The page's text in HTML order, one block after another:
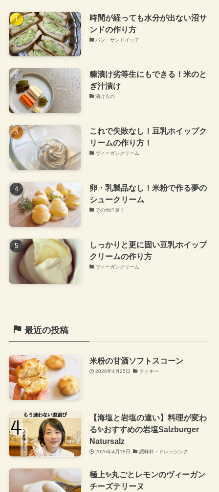
時間が経っても水分が出ない沼サ
ンドの作り方
パン・サンドイッチ
糠漬け劣等生にもできる！米のと
ぎ汁漬け
漬けもの
これで失敗なし！豆乳ホイップク
リームの作り方！
ヴィーガンクリーム
卵・乳製品なし！米粉で作る夢の
シュークリーム
その他洋菓子
しっかりと更に固い豆乳ホイップ
クリームの作り方
ヴィーガンクリーム
最近の投稿
米粉の甘酒ソフトスコーン
2026年4月25日 クッキー
【海塩と岩塩の違い】料理が変わ
る✨おすすめの岩塩Salzburger
Natursalz
2026年4月18日 調味料・ドレッシング
極上✨丸ごとレモンのヴィーガン
チーズテリーヌ